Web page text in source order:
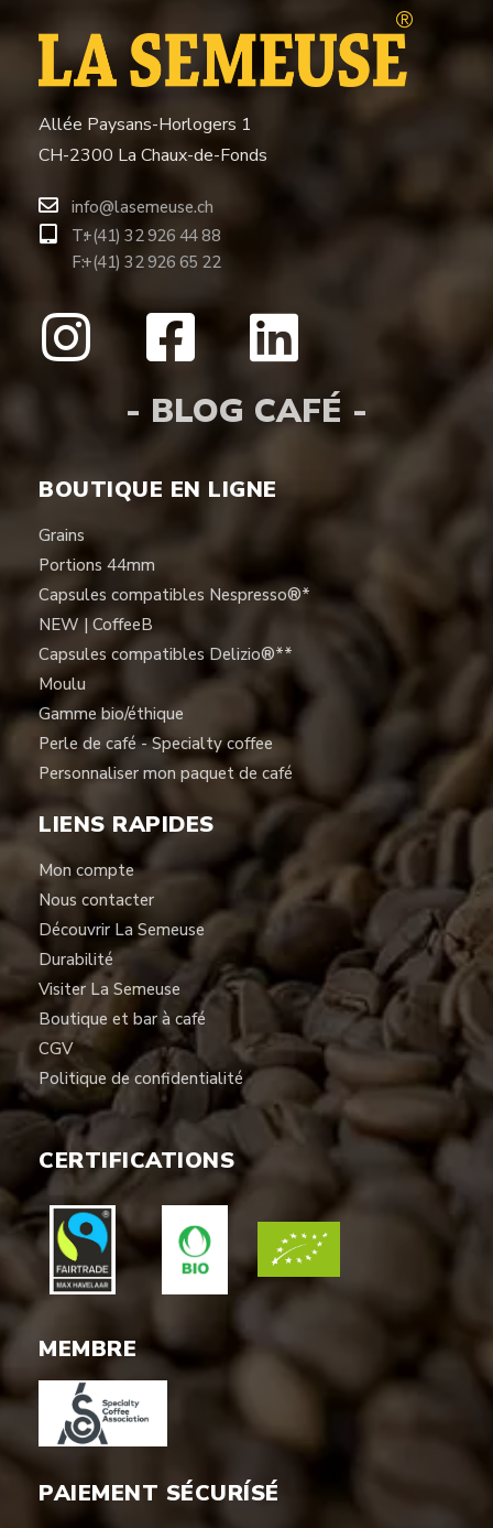
Allée Paysans-Horlogers 1
CH-2300 La Chaux-de-Fonds
info@lasemeuse.ch
T:
F:
+(41) 32 926 44 88
+(41) 32 926 65 22
- BLOG CAFÉ -
BOUTIQUE EN LIGNE
Grains
Portions 44mm
Capsules compatibles Nespresso®*
NEW | CoffeeB
Capsules compatibles Delizio®**
Moulu
Gamme bio/éthique
Perle de café - Specialty coffee
Personnaliser mon paquet de café
LIENS RAPIDES
Mon compte
Nous contacter
Découvrir La Semeuse
Durabilité
Visiter La Semeuse
Boutique et bar à café
CGV
Politique de confidentialité
CERTIFICATIONS
MEMBRE
PAIEMENT SÉCURÍSÉ